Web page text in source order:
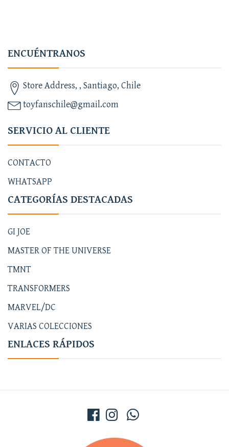
ENCUÉNTRANOS
Store Address, , Santiago, Chile
toyfanschile@gmail.com
SERVICIO AL CLIENTE
CONTACTO
WHATSAPP
CATEGORÍAS DESTACADAS
GI JOE
MASTER OF THE UNIVERSE
TMNT
TRANSFORMERS
MARVEL/DC
VARIAS COLECCIONES
ENLACES RÁPIDOS